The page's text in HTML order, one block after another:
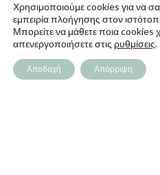
ΟΙ ΑΓΟΡΕΣ ΣΟΥ
Ο λογαριασμός μου
Το καλάθι σου
Χρησιμοποιούμε cookies για να
εμπειρία πλοήγησης στον
Μπορείτε να μάθετε ποια cookies
απενεργοποιήσετε στις ρυθμίσεις.
Αποδοχή Απόρριψη